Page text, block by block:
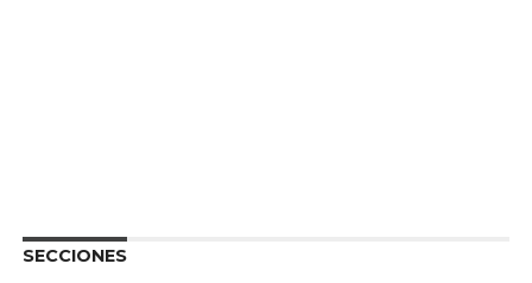
SECCIONES